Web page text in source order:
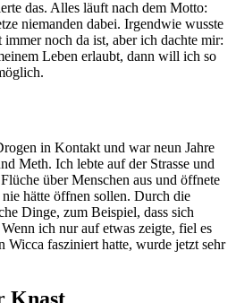
das. Alles läuft nach dem Motto:
niemanden dabei. Irgendwie wusste
noch da ist, aber ich dachte mir:
Leben erlaubt, dann will ich so
in Kontakt und war neun Jahre
Meth. Ich lebte auf der Strasse und
über Menschen aus und öffnete
hätte öffnen sollen. Durch die
Dinge, zum Beispiel, dass sich
ich nur auf etwas zeigte, fiel es
Wicca fasziniert hatte, wurde jetzt sehr